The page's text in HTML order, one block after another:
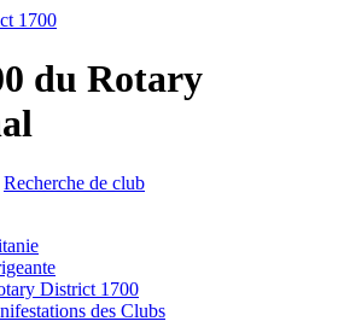
du Rotary
Recherche de club
District 1700
des Clubs